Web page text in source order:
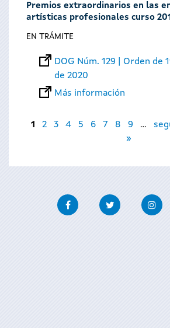
Premios extraordinarios en las
artísticas profesionales curso
EN TRÁMITE
DOG Núm. 129 | Orden de
de 2020
Más información
Páginas
1 2 3 4 5 6 7 8 9 …
»
FacebookTwitter